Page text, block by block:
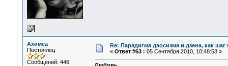
Ахимса
Постоялец
Сообщений: 446
Re: Парадигма даосизма и дзена, как
« Ответ #63 : 05 Сентября 2010, 10:48:58 »